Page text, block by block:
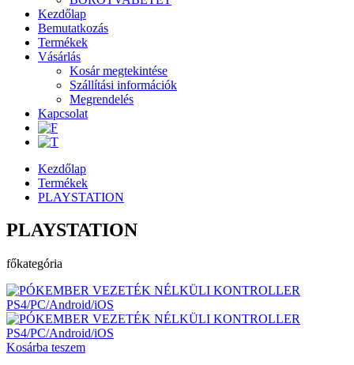
Kezdőlap
Bemutatkozás
Termékek
Vásárlás
Kosár megtekintése
Szállítási információk
Megrendelés
Kapcsolat
Kezdőlap
Termékek
PLAYSTATION
PLAYSTATION
főkategória
Kosárba teszem